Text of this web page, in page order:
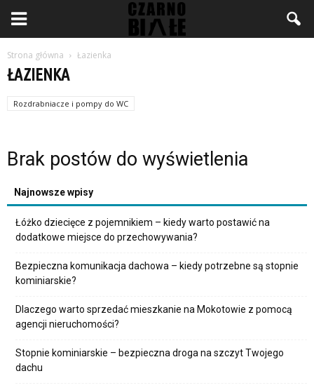
Strona główna Łazienka
ŁAZIENKA
Rozdrabniacze i pompy do WC
Brak postów do wyświetlenia
Najnowsze wpisy
Łóżko dziecięce z pojemnikiem – kiedy warto postawić na
dodatkowe miejsce do przechowywania?
Bezpieczna komunikacja dachowa – kiedy potrzebne są stopnie
kominiarskie?
Dlaczego warto sprzedać mieszkanie na Mokotowie z pomocą
agencji nieruchomości?
Stopnie kominiarskie – bezpieczna droga na szczyt Twojego
dachu